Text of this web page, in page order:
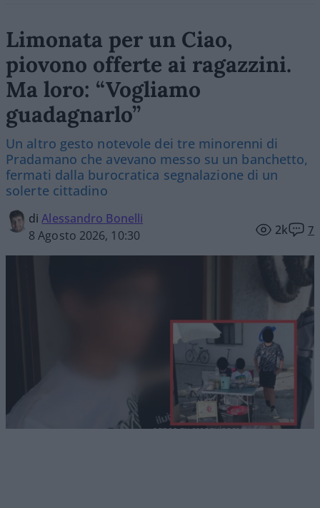
Limonata per un Ciao,
piovono offerte ai ragazzini.
Ma loro: “Vogliamo
guadagnarlo”
Un altro gesto notevole dei tre minorenni di
Pradamano che avevano messo su un banchetto,
fermati dalla burocratica segnalazione di un
solerte cittadino
diAlessandro Bonelli
8 Agosto 2026, 10:30
2k 7